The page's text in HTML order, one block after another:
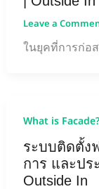
Leave a
ในยุคที่การก่อ
What is Facade?
ระบบติดตั้ง
การ และปร
Outside In